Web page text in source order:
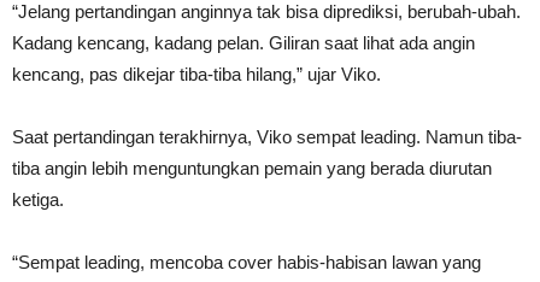
“Jelang pertandingan anginnya tak bisa diprediksi, berubah-ubah.
Kadang kencang, kadang pelan. Giliran saat lihat ada angin
kencang, pas dikejar tiba-tiba hilang,” ujar Viko.
Saat pertandingan terakhirnya, Viko sempat leading. Namun tiba-
tiba angin lebih menguntungkan pemain yang berada diurutan
ketiga.
“Sempat leading, mencoba cover habis-habisan lawan yang